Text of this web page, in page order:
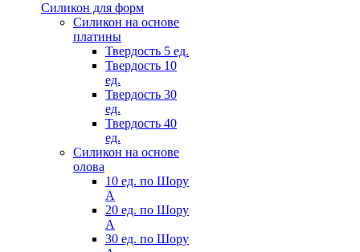
Силикон для форм
Силикон на основе
платины
Твердость 5 ед.
Твердость 10
ед.
Твердость 30
ед.
Твердость 40
ед.
Силикон на основе
олова
10 ед. по Шору
А
20 ед. по Шору
А
30 ед. по Шору